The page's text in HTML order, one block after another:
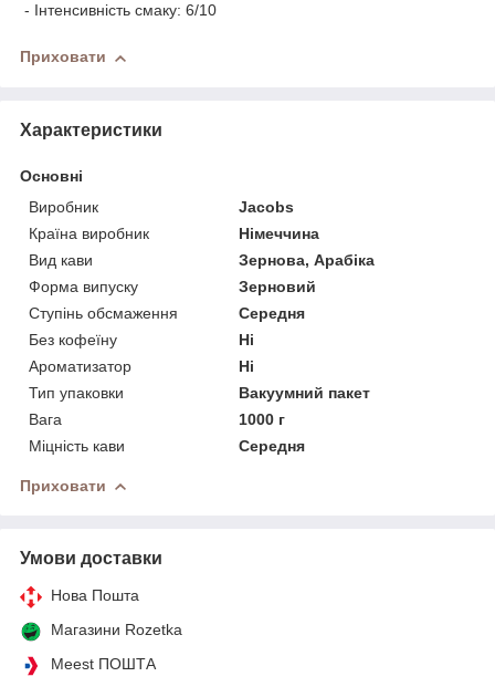
- Інтенсивність смаку: 6/10
Приховати
Характеристики
Основні
Виробник
Jacobs
Країна виробник
Німеччина
Вид кави
Зернова, Арабіка
Форма випуску
Зерновий
Ступінь обсмаження
Середня
Без кофеїну
Ні
Ароматизатор
Ні
Тип упаковки
Вакуумний пакет
Вага
1000 г
Міцність кави
Середня
Приховати
Умови доставки
Нова Пошта
Магазини Rozetka
Meest ПОШТА